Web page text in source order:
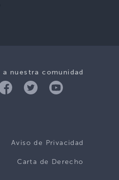
a nuestra comunidad
Aviso de Privacidad
Carta de Derecho